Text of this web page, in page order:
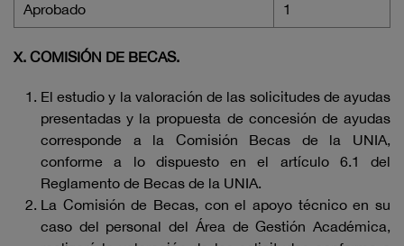
Aprobado 1
X. COMISIÓN DE BECAS.
El estudio y la valoración de las solicitudes de ayudas
presentadas y la propuesta de concesión de ayudas
corresponde a la Comisión Becas de la UNIA,
conforme a lo dispuesto en el artículo 6.1 del
Reglamento de Becas de la UNIA.
La Comisión de Becas, con el apoyo técnico en su
caso del personal del Área de Gestión Académica,